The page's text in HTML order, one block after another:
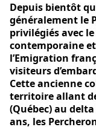
Depuis bientôt
généralement le
privilégiés avec
contemporaine
l’Emigration
visiteurs
Cette ancienne
territoire allant
(Québec) au
ans, les